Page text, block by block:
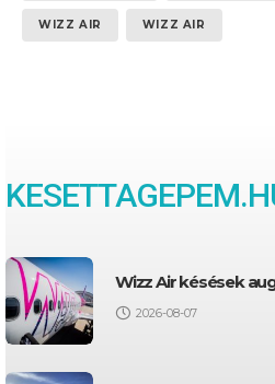
WIZZ AIR WIZZ AIR
Wizz Air késések
2026-08-07